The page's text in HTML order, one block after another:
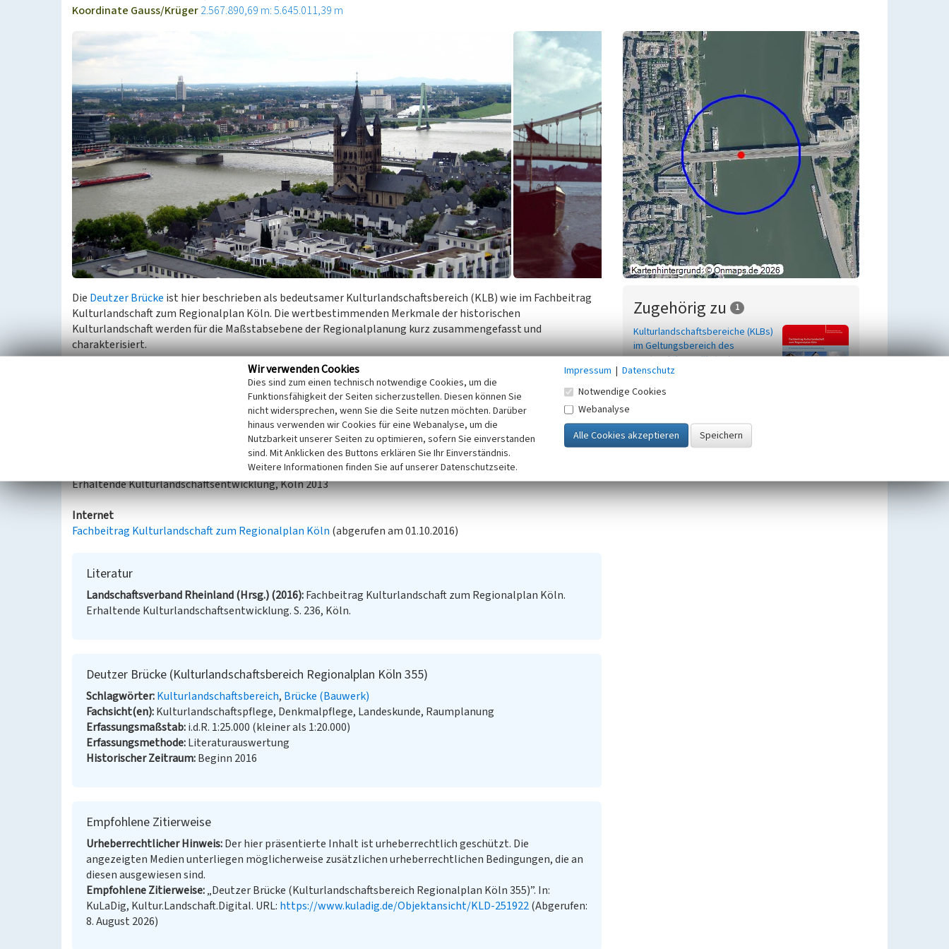
Koordinate Gauss/Krüger2.567.890,69 m: 5.645.011,39 m
Die Deutzer Brücke ist hier beschrieben als bedeutsamer Kulturlandschaftsbereich (KLB) wie im Fachbeitrag
Kulturlandschaft zum Regionalplan Köln. Die wertbestimmenden Merkmale der historischen
Kulturlandschaft werden für die Maßstabsebene der Regionalplanung kurz zusammengefasst und
charakterisiert.
Kastenträgerbrücke von 1947/48 (G. Lohmer, F. Leonhardt) in Nachfolge der kriegszerstörten
Hängebrücke.
Kulturlandschaftliches und denkmalpflegerisches Ziel im Rahmen der Regionalplanung ist eine erhaltende
Kulturlandschaftsentwicklung, insbesondere
Wahren als landschaftliche Dominante
Aus: Landschaftsverband Rheinland (Hrsg.): Fachbeitrag Kulturlandschaft zum Regionalplan Düsseldorf.
Erhaltende Kulturlandschaftsentwicklung, Köln 2013
Internet
Fachbeitrag Kulturlandschaft zum Regionalplan Köln (abgerufen am 01.10.2016)
Literatur
Landschaftsverband Rheinland (Hrsg.) (2016) Fachbeitrag Kulturlandschaft zum Regionalplan Köln.
Erhaltende Kulturlandschaftsentwicklung. S. 236, Köln.
Deutzer Brücke (Kulturlandschaftsbereich Regionalplan Köln 355)
Schlagwörter Kulturlandschaftsbereich Brücke (Bauwerk)
Fachsicht(en) Kulturlandschaftspflege, Denkmalpflege, Landeskunde, Raumplanung
Erfassungsmaßstab i.d.R. 1:25.000 (kleiner als 1:20.000)
Erfassungsmethode Literaturauswertung
Historischer Zeitraum Beginn 2016
Empfohlene Zitierweise
Urheberrechtlicher Hinweis Der hier präsentierte Inhalt ist urheberrechtlich geschützt. Die
angezeigten Medien unterliegen möglicherweise zusätzlichen urheberrechtlichen Bedingungen, die an
diesen ausgewiesen sind.
Empfohlene Zitierweise „Deutzer Brücke (Kulturlandschaftsbereich Regionalplan Köln 355)”. In:
KuLaDig, Kultur.Landschaft.Digital. URL: https://www.kuladig.de/Objektansicht/KLD-251922(Abgerufen:
8. August 2026)
Zugehörig zu 1
Kulturlandschaftsbereiche (KLBs)
im Geltungsbereich des
Regionalplans Köln in der
kreisfreien Stadt Köln
Wir verwenden Cookies
Dies sind zum einen technisch notwendige Cookies, um die
Funktionsfähigkeit der Seiten sicherzustellen. Diesen können Sie
nicht widersprechen, wenn Sie die Seite nutzen möchten. Darüber
hinaus verwenden wir Cookies für eine Webanalyse, um die
Nutzbarkeit unserer Seiten zu optimieren, sofern Sie einverstanden
sind. Mit Anklicken des Buttons erklären Sie Ihr Einverständnis.
Weitere Informationen finden Sie auf unserer Datenschutzseite.
Impressum | Datenschutz
Notwendige Cookies
Webanalyse